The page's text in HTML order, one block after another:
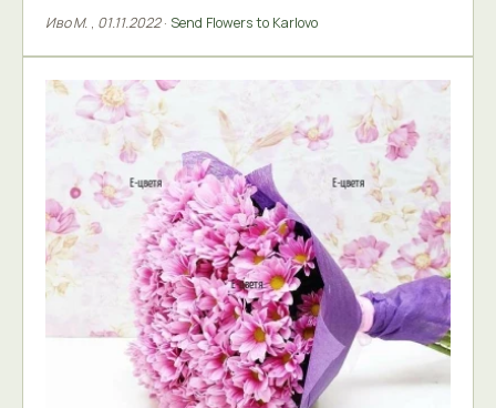
Иво М. , 01.11.2022· Send Flowers to Karlovo